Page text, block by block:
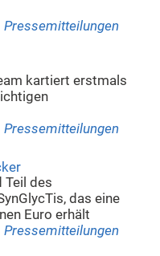
Pressemitteilungen
kartiert erstmals
Pressemitteilungen
Teil des
das eine
Euro erhält
Pressemitteilungen